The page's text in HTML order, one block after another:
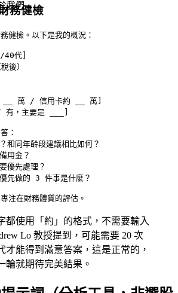
我們
務健檢
健檢。以下是我的概況：
代]
後）
萬 / 信用卡約 __ 萬]
，主要是 ___]
：
同年齡段建議相比如何？
用金？
優先處理？
先做的 3 件事是什麼？
都使用「約」的格式，不需要輸入
Lo 教授提到，可能需要 20 次
才能得到滿意答案，這是正常的，
輪就期待完美結果。